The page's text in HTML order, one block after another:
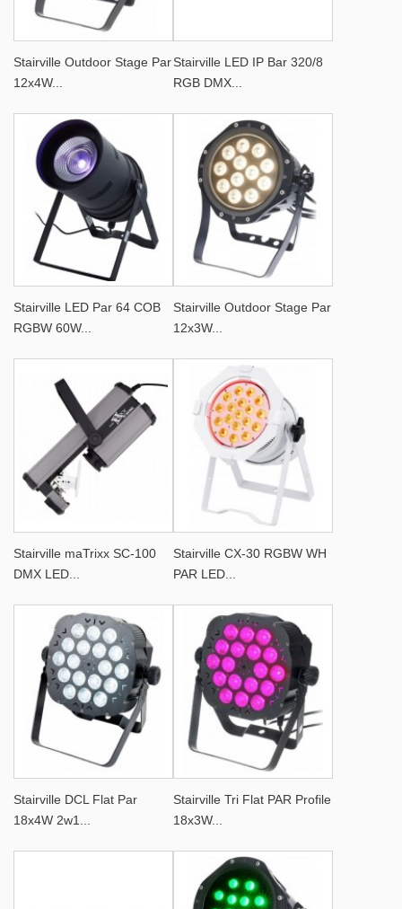
Stairville Outdoor Stage Par
12x4W...
Stairville LED IP Bar 320/8
RGB DMX...
Stairville LED Par 64 COB
RGBW 60W...
Stairville Outdoor Stage Par
12x3W...
Stairville maTrixx SC-100
DMX LED...
Stairville CX-30 RGBW WH
PAR LED...
Stairville DCL Flat Par
18x4W 2w1...
Stairville Tri Flat PAR Profile
18x3W...